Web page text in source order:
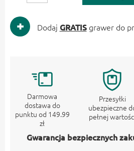
Dodaj GRATISgrawer do
Darmowa
dostawa do
punktu od 149.99
zł
Przesyłki
ubezpieczne
pełnej
Gwarancja bezpiecznych